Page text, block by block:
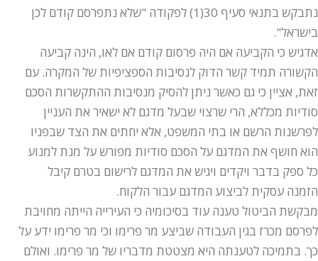
נתבקש בתנאי סעיף 30(1) לפקודה "שלא נתפרסם קודם לכן
בישראל".
אדגיש כי הקביעה אם היה פרסום קודם אם לאו, הינה קביעה
הקשורה תמיד קשר הדוק לנסיבות הספציפיות של המקרה. עם
זאת, אציין כי גם כאשר ניתן להסיק מנסיבות ההתקשרות הסכם
סודיות מכללא, הרי שרצוי שבעל מדגם לא ישאיר את העניין
לפרשנות הרשם או בתי המשפט, אלא יחתים את הצד שבפניו
הוא חושף את המדגם על הסכם סודיות מפורש על מנת למנוע
כל ספק בדבר ויקדים ויגיש את המדגם לרישום בטרם קיבל
הזמנה עסקית לביצוע המדגם עבור הלקוח.
מבקשת הביטול טענה עוד בסיכומיה כי העירייה הייתה מחויבת
לפרסם מכרז בגין העבודה שביצע מר פרימו וכי מר פרימו ידע על
כך. בתמיכה לטענתה היא מצטטת מדבריו של מר פרימו. ואולם